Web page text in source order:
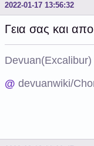
2022-01-17 13:56:32
Γεια σας και
@ devuanwiki/